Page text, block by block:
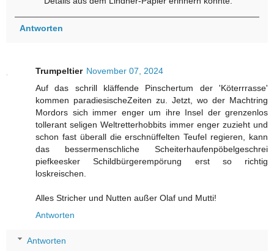
Antworten
Trumpeltier November 07, 2024
Auf das schrill kläffende Pinschertum der 'Köterrrasse'
kommen paradiesischeZeiten zu. Jetzt, wo der Machtring
Mordors sich immer enger um ihre Insel der grenzenlos
tollerant seligen Weltretterhobbits immer enger zuzieht und
schon fast überall die erschnüffelten Teufel regieren, kann
das bessermenschliche Scheiterhaufenpöbelgeschrei
piefkeesker Schildbürgerempörung erst so richtig
loskreischen.
Alles Stricher und Nutten außer Olaf und Mutti!
Antworten
Antworten